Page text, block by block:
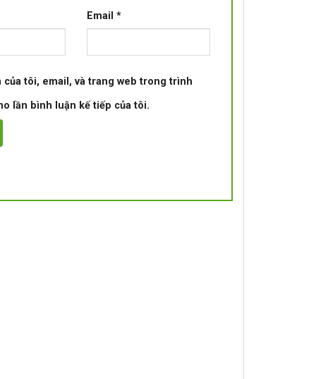
Email *
của tôi, email, và trang web trong trình
lần bình luận kế tiếp của tôi.